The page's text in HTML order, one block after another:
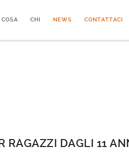
COSA CHI NEWS CONTATTACI
RAGAZZI DAGLI 11